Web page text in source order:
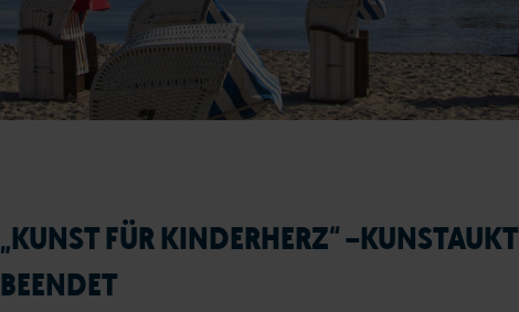
„KUNST FÜR KINDERHERZ“
BEENDET